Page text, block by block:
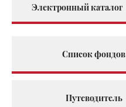
Электронный каталог
Список фондов
Путеводитель